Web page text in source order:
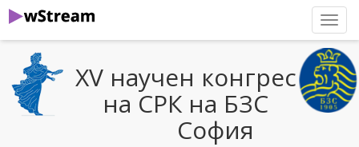
XV научен конгрес
на СРК на БЗС
София